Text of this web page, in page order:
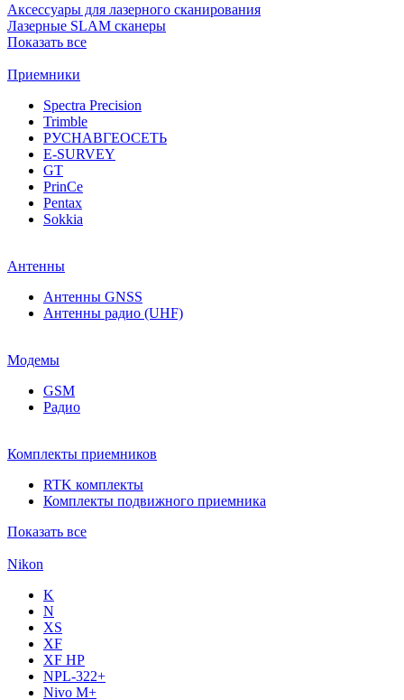
Аксессуары для лазерного сканирования
Лазерные SLAM сканеры
Показать все
Приемники
Spectra Precision
Trimble
РУСНАВГЕОСЕТЬ
E-SURVEY
GT
PrinCe
Pentax
Sokkia
Антенны
Антенны GNSS
Антенны радио (UHF)
Модемы
GSM
Радио
Комплекты приемников
RTK комплекты
Комплекты подвижного приемника
Показать все
Nikon
K
N
XS
XF
XF НР
NPL-322+
Nivo M+